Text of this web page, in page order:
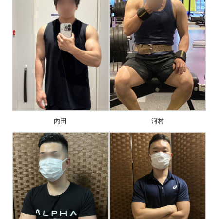
内田 河村